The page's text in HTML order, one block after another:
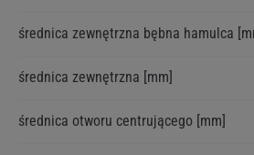
średnica zewnętrzna bębna hamulca
średnica zewnętrzna [mm]
średnica otworu centrującego [mm]